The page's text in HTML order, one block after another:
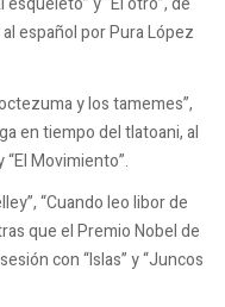
español por Pura López
y los tamemes”,
en tiempo del tlatoani, al
Movimiento”.
“Cuando leo libor de
que el Premio Nobel de
con “Islas” y “Juncos